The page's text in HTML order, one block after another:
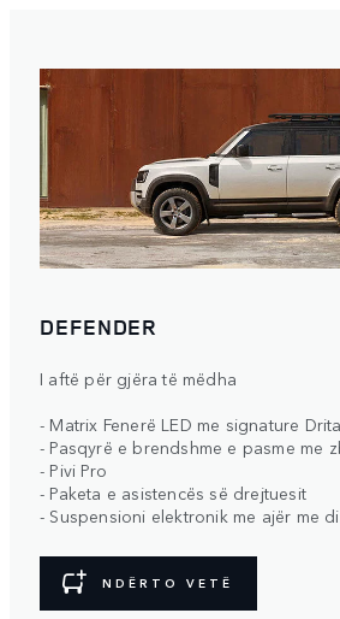
DEFENDER
I aftë për gjëra të mëdha
- Matrix Fenerë LED me signature
- Pasqyrë e brendshme e pasme me
- Pivi Pro
- Paketa e asistencës së drejtuesit
- Suspensioni elektronik me ajër me
NDËRTO VETË